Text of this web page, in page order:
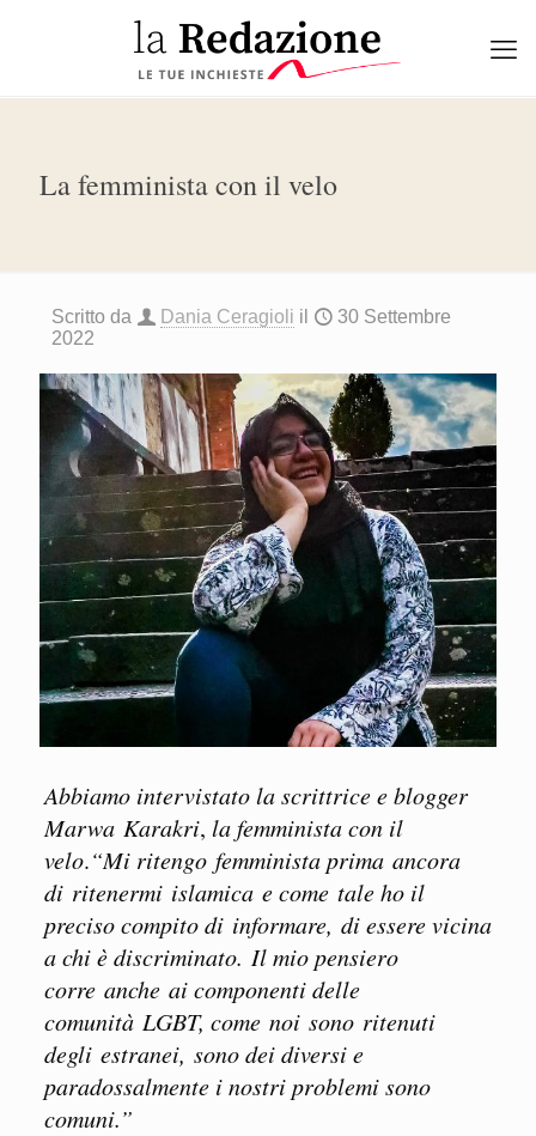
La femminista con il velo
Scritto da Dania Ceragioli il
30 Settembre
2022
Abbiamo intervistato la scrittrice e blogger
Marwa Karakri, la femminista con il
velo.“Mi ritengo femminista prima ancora
di ritenermi islamica e come tale ho il
preciso compito di informare, di essere vicina
a chi è discriminato. Il mio pensiero
corre anche ai componenti delle
comunità LGBT, come noi sono ritenuti
degli estranei, sono dei diversi e
paradossalmente i nostri problemi sono
comuni.”